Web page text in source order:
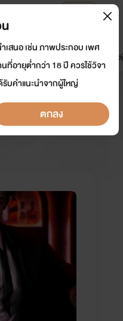
การ์ตูน
มาใหม่
ดรีมแชท ธัญลิสต์
กี่อันกันแน่
เสนอ เช่น ภาพประกอบ เพศ
ที่อายุต่ำกว่า 18 ปี ควรใช้วิจา
บคำแนะนำจากผู้ใหญ่
ตกลง